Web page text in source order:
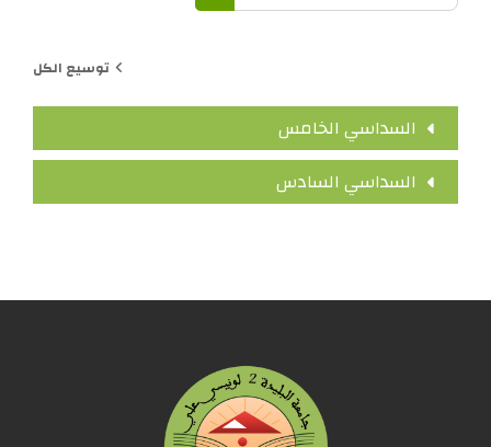
البحث في المقررات الدراسية
توسيع الكل
السداسي الخامس
السداسي السادس